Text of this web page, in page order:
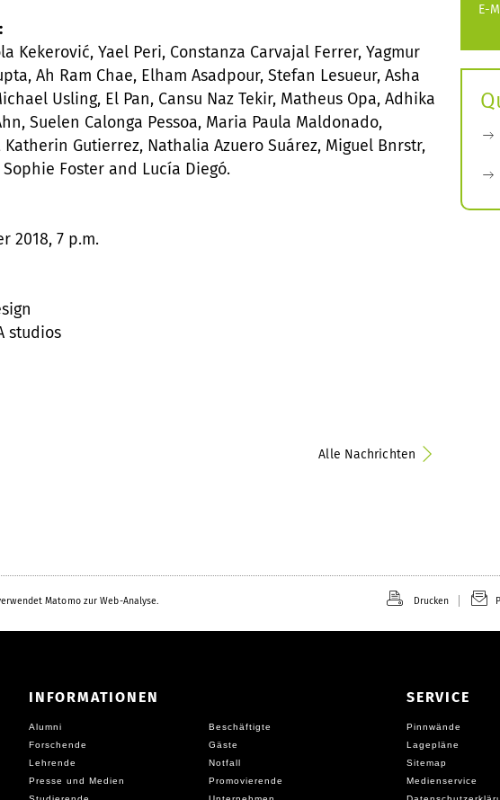
Kekerović, Yael Peri, Constanza Carvajal Ferrer, Yagmur
Ah Ram Chae, Elham Asadpour, Stefan Lesueur, Asha
Usling, El Pan, Cansu Naz Tekir, Matheus Opa, Adhika
Suelen Calonga Pessoa, Maria Paula Maldonado,
Gutierrez, Nathalia Azuero Suárez, Miguel Bnrstr,
Sophie Foster and Lucía Diegó.
2018, 7 p.m.
studios
Alle Nachrichten
E-
Matomo zur Web-Analyse. Drucken
INFORMATIONEN
Alumni
Beschäftigte
Forschende
Gäste
Lehrende
Notfall
Presse und Medien
Promovierende
SERVICE
Pinnwände
Lagepläne
Sitemap
Medienservice